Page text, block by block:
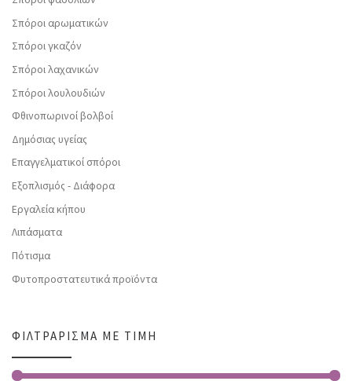
Σπόροι αρωματικών
Σπόροι γκαζόν
Σπόροι λαχανικών
Σπόροι λουλουδιών
Φθινοπωρινοί βολβοί
Δημόσιας υγείας
Επαγγελματικοί σπόροι
Εξοπλισμός - Διάφορα
Εργαλεία κήπου
Λιπάσματα
Πότισμα
Φυτοπροστατευτικά προϊόντα
ΦΙΛΤΡΆΡΙΣΜΑ ΜΕ ΤΙΜΉ